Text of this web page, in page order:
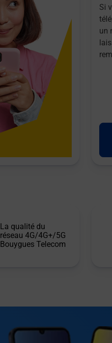
Si
un
La qualité du
réseau 4G/4G+/5G
Bouygues Telecom